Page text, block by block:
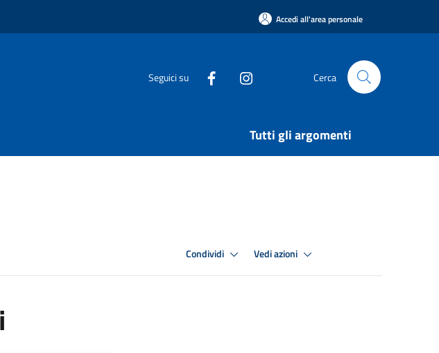
Accedi all'area personale
Seguici su Cerca
Tutti gli argomenti
Condividi Vedi azioni